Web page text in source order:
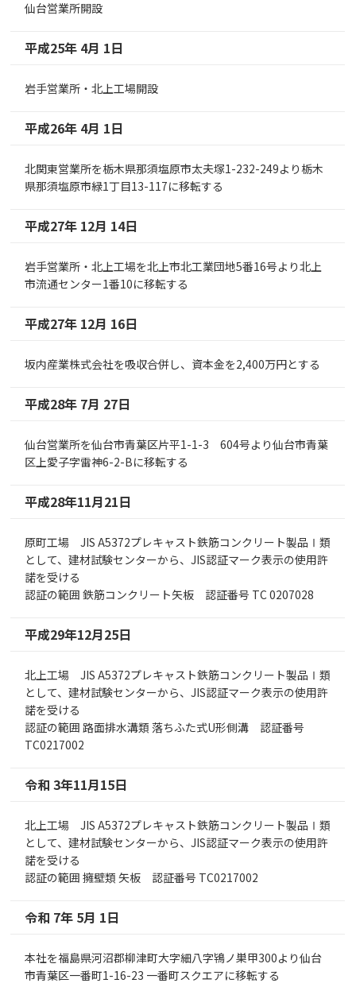
仙台営業所開設
平成25年 4月 1日
岩手営業所・北上工場開設
平成26年 4月 1日
北関東営業所を栃木県那須塩原市太夫塚1-232-249より栃木
県那須塩原市緑1丁目13-117に移転する
平成27年 12月 14日
岩手営業所・北上工場を北上市北工業団地5番16号より北上
市流通センター1番10に移転する
平成27年 12月 16日
坂内産業株式会社を吸収合併し、資本金を2,400万円とする
平成28年 7月 27日
仙台営業所を仙台市青葉区片平1-1-3 604号より仙台市青葉
区上愛子字雷神6-2-Bに移転する
平成28年11月21日
原町工場 JIS A5372プレキャスト鉄筋コンクリート製品Ⅰ類
として、建材試験センターから、JIS認証マーク表示の使用許
諾を受ける
認証の範囲 鉄筋コンクリート矢板 認証番号 TC 0207028
平成29年12月25日
北上工場 JIS A5372プレキャスト鉄筋コンクリート製品Ⅰ類
として、建材試験センターから、JIS認証マーク表示の使用許
諾を受ける
認証の範囲 路面排水溝類 落ちふた式U形側溝 認証番号
TC0217002
令和 3年11月15日
北上工場 JIS A5372プレキャスト鉄筋コンクリート製品Ⅰ類
として、建材試験センターから、JIS認証マーク表示の使用許
諾を受ける
認証の範囲 擁壁類 矢板 認証番号 TC0217002
令和 7年 5月 1日
本社を福島県河沼郡柳津町大字細八字鴇ノ巣甲300より仙台
市青葉区一番町1-16-23 一番町スクエアに移転する